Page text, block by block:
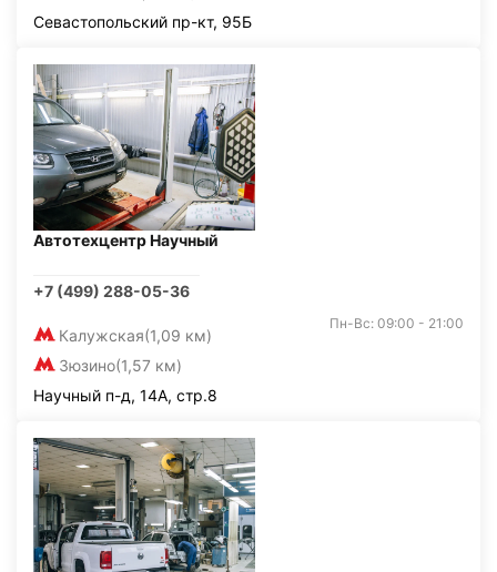
Севастопольский пр-кт, 95Б
Автотехцентр Научный
+7 (499) 288-05-36
Калужская(1,09 км)
Зюзино(1,57 км)
Пн-Вс: 09:00 - 21:00
Научный п-д, 14А, стр.8